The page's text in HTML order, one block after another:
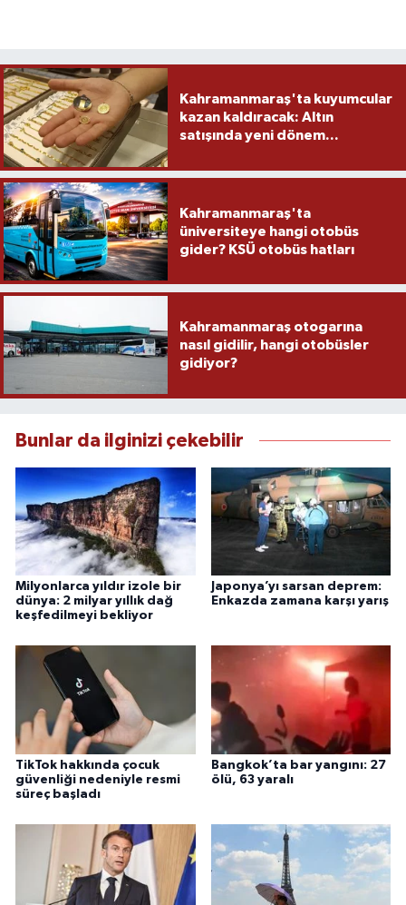
Kahramanmaraş'ta kuyumcular
kazan kaldıracak: Altın
satışında yeni dönem...
Kahramanmaraş'ta
üniversiteye hangi otobüs
gider? KSÜ otobüs hatları
Kahramanmaraş otogarına
nasıl gidilir, hangi otobüsler
gidiyor?
Bunlar da ilginizi çekebilir
Milyonlarca yıldır izole bir
dünya: 2 milyar yıllık dağ
keşfedilmeyi bekliyor
Japonya’yı sarsan deprem:
Enkazda zamana karşı yarış
TikTok hakkında çocuk
güvenliği nedeniyle resmi
süreç başladı
Bangkok’ta bar yangını: 27
ölü, 63 yaralı